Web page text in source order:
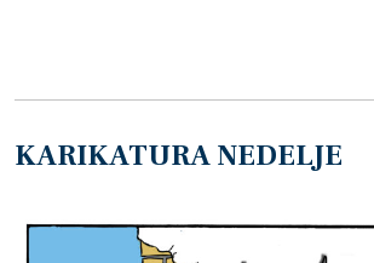
KARIKATURA NEDELJE